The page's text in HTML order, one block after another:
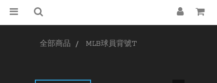
全部商品 MLB球員背號T